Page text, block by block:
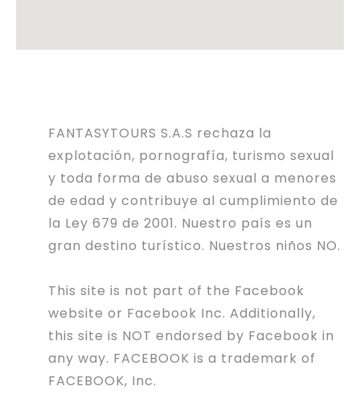
FANTASYTOURS S.A.S rechaza la
explotación, pornografía, turismo sexual
y toda forma de abuso sexual a menores
de edad y contribuye al cumplimiento de
la Ley 679 de 2001. Nuestro país es un
gran destino turístico. Nuestros niños NO.
This site is not part of the Facebook
website or Facebook Inc. Additionally,
this site is NOT endorsed by Facebook in
any way. FACEBOOK is a trademark of
FACEBOOK, Inc.